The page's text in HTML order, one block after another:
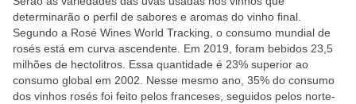
determinarão o perfil de sabores e aromas do vinho final.
Segundo a Rosé Wines World Tracking, o consumo mundial de
rosés está em curva ascendente. Em 2019, foram bebidos 23,5
milhões de hectolitros. Essa quantidade é 23% superior ao
consumo global em 2002. Nesse mesmo ano, 35% do consumo
dos vinhos rosés foi feito pelos franceses, seguidos pelos norte-